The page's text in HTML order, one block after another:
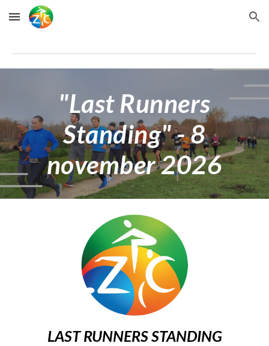
Skip to main content Skip to navigation
"Last Runners
Standing" - 8
november 2026
LAST RUNNERS STANDING